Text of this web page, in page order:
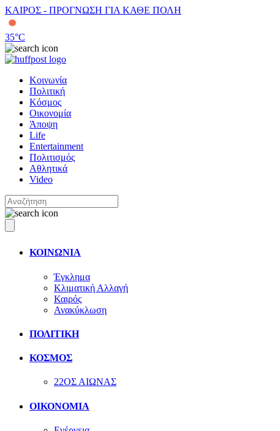
ΚΑΙΡΟΣ - ΠΡΟΓΝΩΣΗ ΓΙΑ ΚΑΘΕ ΠΟΛΗ
35°C
Κοινωνία
Πολιτική
Κόσμος
Οικονομία
Άποψη
Life
Entertainment
Πολιτισμός
Αθλητικά
Video
ΚΟΙΝΩΝΙΑ
Έγκλημα
Κλιματική Αλλαγή
Καιρός
Ανακύκλωση
ΠΟΛΙΤΙΚΗ
ΚΟΣΜΟΣ
22ΟΣ ΑΙΩΝΑΣ
ΟΙΚΟΝΟΜΙΑ